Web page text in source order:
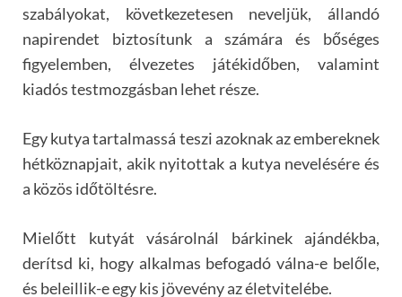
szabályokat, következetesen neveljük, állandó
napirendet biztosítunk a számára és bőséges
figyelemben, élvezetes játékidőben, valamint
kiadós testmozgásban lehet része.
Egy kutya tartalmassá teszi azoknak az embereknek
hétköznapjait, akik nyitottak a kutya nevelésére és
a közös időtöltésre.
Mielőtt kutyát vásárolnál bárkinek ajándékba,
derítsd ki, hogy alkalmas befogadó válna-e belőle,
és beleillik-e egy kis jövevény az életvitelébe.